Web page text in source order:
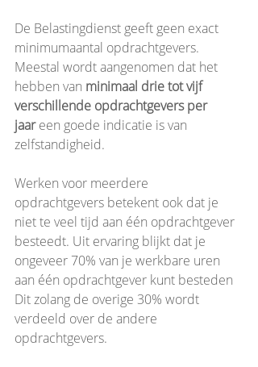
De Belastingdienst geeft geen exact
minimumaantal opdrachtgevers.
Meestal wordt aangenomen dat het
hebben van minimaal drie tot vijf
verschillende opdrachtgevers per
jaar een goede indicatie is van
zelfstandigheid.
Werken voor meerdere
opdrachtgevers betekent ook dat je
niet te veel tijd aan één opdrachtgever
besteedt. Uit ervaring blijkt dat je
ongeveer 70% van je werkbare uren
aan één opdrachtgever kunt besteden
Dit zolang de overige 30% wordt
verdeeld over de andere
opdrachtgevers.